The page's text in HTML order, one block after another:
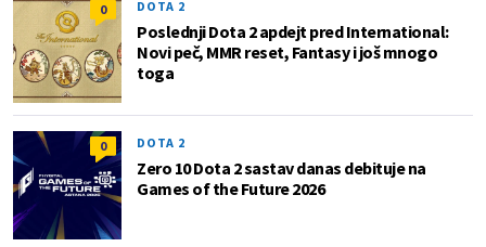
0 DOTA 2
Poslednji Dota 2 apdejt pred International:
Novi peč, MMR reset, Fantasy i još mnogo
toga
0 DOTA 2
Zero 10 Dota 2 sastav danas debituje na
Games of the Future 2026